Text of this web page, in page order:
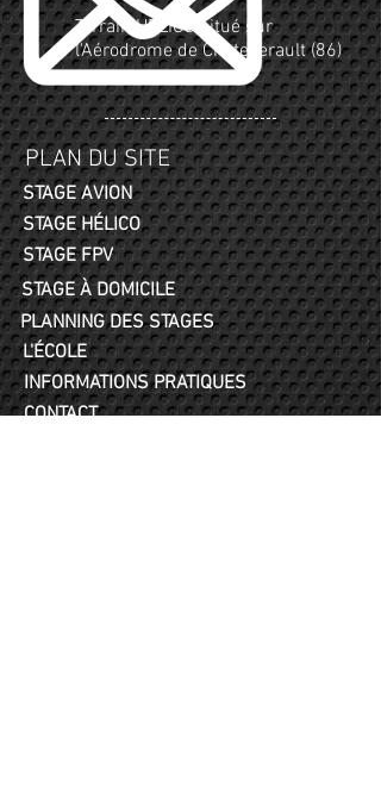
Terrain HÉLICO situé sur
l'Aérodrome de Chatellerault (86)
PLAN DU SITE
STAGE AVION
STAGE HÉLICO
STAGE FPV
STAGE À DOMICILE
PLANNING DES STAGES
L'ÉCOLE
INFORMATIONS PRATIQUES
CONTACT